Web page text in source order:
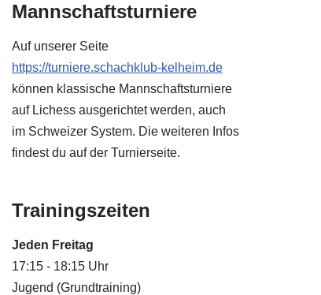
Mannschaftsturniere
Auf unserer Seite
https://turniere.schachklub-kelheim.de
können klassische Mannschaftsturniere
auf Lichess ausgerichtet werden, auch
im Schweizer System. Die weiteren Infos
findest du auf der Turnierseite.
Trainingszeiten
Jeden Freitag
17:15 - 18:15 Uhr
Jugend (Grundtraining)